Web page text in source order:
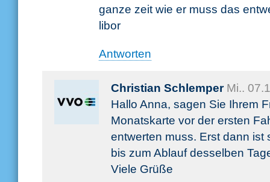
ganze zeit wie er muss das
libor
Antworten
Christian Schlemper Mi..
Hallo Anna, sagen Sie Ihrem
Monatskarte vor der ersten
entwerten muss. Erst dann ist
bis zum Ablauf desselben
Viele Grüße